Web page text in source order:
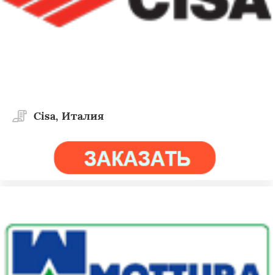
Cisa, Италия